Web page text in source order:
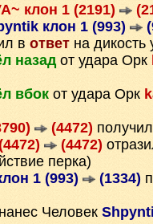
клон 1 (2191)
клон 1 (993)
в ответ на
назадот удара Орк
вбок от удара Орк
(4472)
(4472)
перка)
1 (993) (1334)
нанес Человек